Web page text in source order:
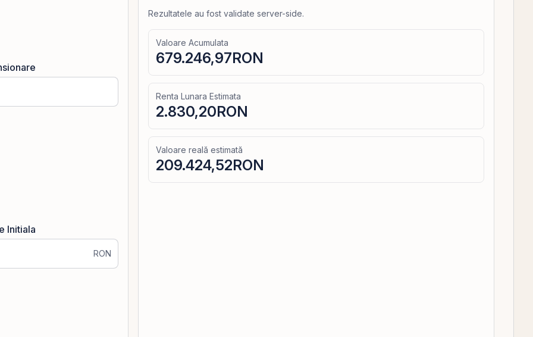
Initiala
RON
Rezultatele au fost validate server-side.
Valoare Acumulata
679.246,97RON
Renta Lunara Estimata
2.830,20RON
Valoare reală estimată
209.424,52RON